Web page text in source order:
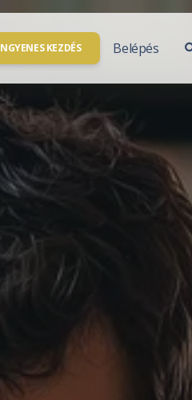
partner
Fiók hozzáférés
Bejelentkezés
Jelszó alaphelyzetbe állítása
KEZDÉS Belépés